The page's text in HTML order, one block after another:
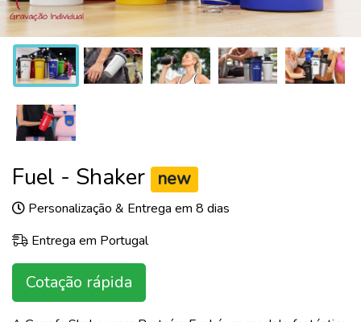
Fuel - Shaker new
Personalização & Entrega em 8 dias
Entrega em Portugal
Cotação rápida